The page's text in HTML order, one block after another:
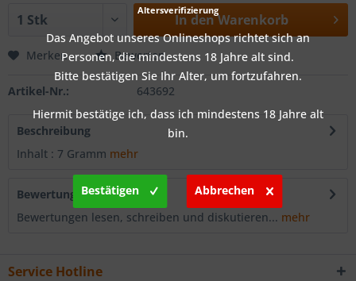
In denWarenkorb
Merken Bewerten
Artikel-Nr.: 643692
Beschreibung
Inhalt : 7 Gramm mehr
Bewertungen
0
Bewertungen lesen, schreiben und diskutieren... mehr
Service Hotline
Altersverifizierung
Das Angebot unseres Onlineshops richtet sich an
Personen, die mindestens 18 Jahre alt sind.
Bitte bestätigen Sie Ihr Alter, um fortzufahren.
Hiermit bestätige ich, dass ich mindestens 18 Jahre alt
bin.
Bestätigen Abbrechen